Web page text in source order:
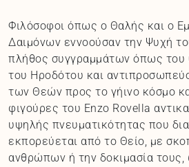
Φιλόσοφοι όπως ο Θαλής και ο
Δαιμόνων εννοούσαν την Ψυχή
πλήθος συγγραμμάτων όπως
του Ηροδότου και
των Θεών προς το γήινο κόσμο
φιγούρες του Enzo Rovella
υψηλής πνευματικότητας που
εκπορεύεται από το Θείο, με
ανθρώπων ή την δοκιμασία